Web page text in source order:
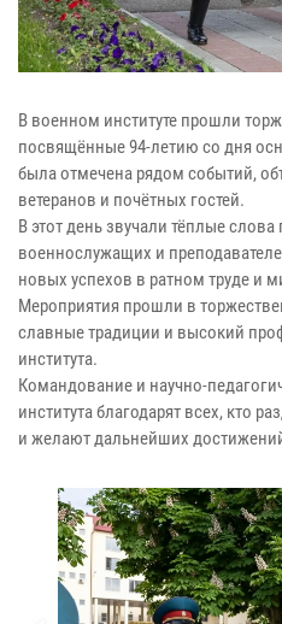
В военном институте прошли
посвящённые 94-летию со дня
была отмечена рядом событий,
ветеранов и почётных гостей.
В этот день звучали тёплые
военнослужащих и
новых успехов в ратном труде и
Мероприятия прошли в
славные традиции и высокий
института.
Командование и научно-
института благодарят всех, кто
и желают дальнейших